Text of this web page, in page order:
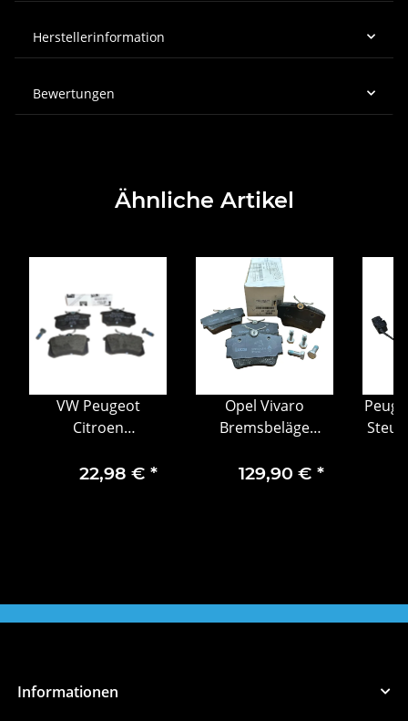
Herstellerinformation
Bewertungen
Ähnliche Artikel
VW Peugeot
Citroen
hinten 425108
22,98 € *
Opel Vivaro
Bremsbeläge
hinten 93192389
129,90 € *
Informationen